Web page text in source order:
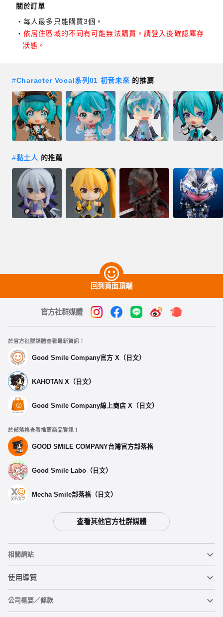
關於訂單
每人最多只能購買3個。
依居住區域的不同有可能無法購買。請登入後確認庫存
狀態。
#Character Vocal系列01 初音未來 的推薦
#黏土人 的推薦
回到頁面頂端
官方社群媒體
於官方社群媒體查看最新資訊！
Good Smile Company官方 X（日文）
KAHOTAN X（日文）
Good Smile Company線上商店 X（日文）
於部落格查看推薦商品資訊！
GOOD SMILE COMPANY台灣官方部落格
Good Smile Labo（日文）
Mecha Smile部落格（日文）
查看其他官方社群媒體
相關網站
黏土人
黏土人臉部製造機（英文）
使用導覽
重要公告
公司概要／條款